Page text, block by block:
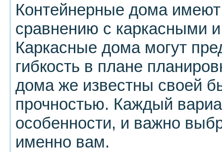
Контейнерные дома
сравнению с каркасными
Каркасные дома могут
гибкость в плане
дома же известны своей
прочностью. Каждый
особенности, и важно
именно вам.